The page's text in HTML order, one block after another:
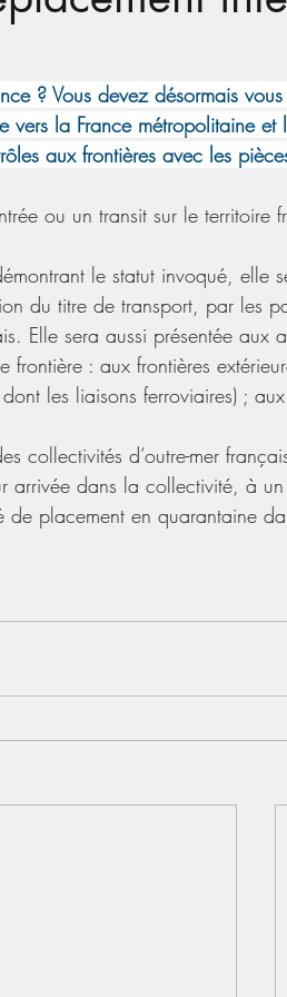
? Vous devez désormais
la France métropolitaine et
aux frontières avec les
ou un transit sur le territoire
le statut invoqué, elle
du titre de transport, par les
Elle sera aussi présentée aux
: aux frontières
les liaisons ferroviaires) ;
collectivités d’outre-mer
arrivée dans la collectivité, à
de placement en quarantaine